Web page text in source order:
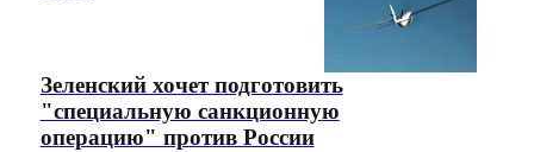
Зеленский хочет подготовить
"специальную санкционную
операцию" против России